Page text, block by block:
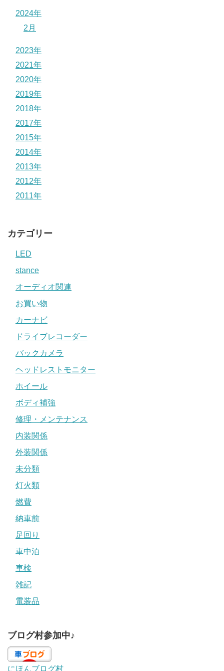
2024年
2月
2023年
2021年
2020年
2019年
2018年
2017年
2015年
2014年
2013年
2012年
2011年
カテゴリー
LED
stance
オーディオ関連
お買い物
カーナビ
ドライブレコーダー
バックカメラ
ヘッドレストモニター
ホイール
ボディ補強
修理・メンテナンス
内装関係
外装関係
未分類
灯火類
燃費
納車前
足回り
車中泊
車検
雑記
電装品
ブログ村参加中♪
にほんブログ村